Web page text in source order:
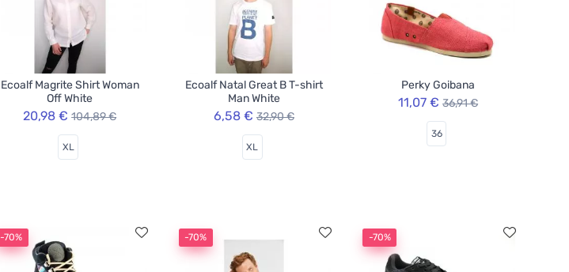
Ecoalf Magrite Shirt Woman
Off White
20,98 € 104,89 €
XL
Ecoalf Natal Great B T-shirt
Man White
6,58 € 32,90 €
XL
Perky Goibana
11,07 € 36,91 €
36
-70% -70% -70%